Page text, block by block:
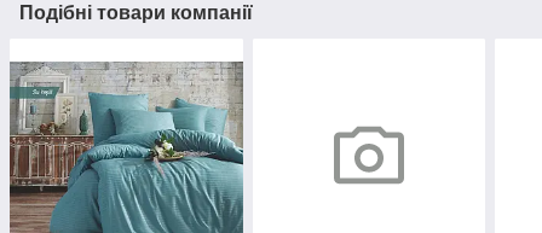
Подібні товари компанії